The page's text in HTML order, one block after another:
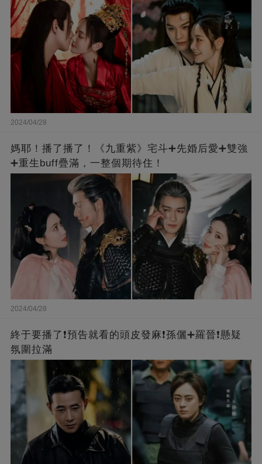
2024/04/28
媽耶！播了播了！《九重紫》宅斗➕先婚后愛➕雙強
➕重生buff疊滿，一整個期待住！
2024/04/28
終于要播了❗️預告就看的頭皮發麻❗️孫儷➕羅晉❗懸疑
氛圍拉滿